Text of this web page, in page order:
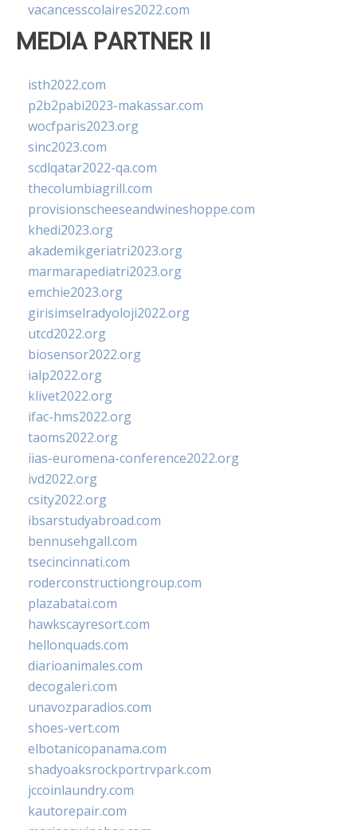
vacancesscolaires2022.com
MEDIA PARTNER II
isth2022.com
p2b2pabi2023-makassar.com
wocfparis2023.org
sinc2023.com
scdlqatar2022-qa.com
thecolumbiagrill.com
provisionscheeseandwineshoppe.com
khedi2023.org
akademikgeriatri2023.org
marmarapediatri2023.org
emchie2023.org
girisimselradyoloji2022.org
utcd2022.org
biosensor2022.org
ialp2022.org
klivet2022.org
ifac-hms2022.org
taoms2022.org
iias-euromena-conference2022.org
ivd2022.org
csity2022.org
ibsarstudyabroad.com
bennusehgall.com
tsecincinnati.com
roderconstructiongroup.com
plazabatai.com
hawkscayresort.com
hellonquads.com
diarioanimales.com
decogaleri.com
unavozparadios.com
shoes-vert.com
elbotanicopanama.com
shadyoaksrockportrvpark.com
jccoinlaundry.com
kautorepair.com